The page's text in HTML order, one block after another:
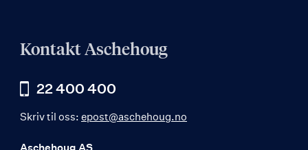
Kontakt Aschehoug
22 400 400
Skriv til oss: epost@aschehoug.no
Aschehoug AS